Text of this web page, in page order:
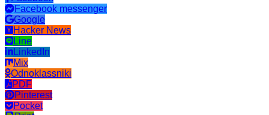
Facebook messenger
Google
Hacker News
Line
LinkedIn
Mix
Odnoklassniki
PDF
Pinterest
Pocket